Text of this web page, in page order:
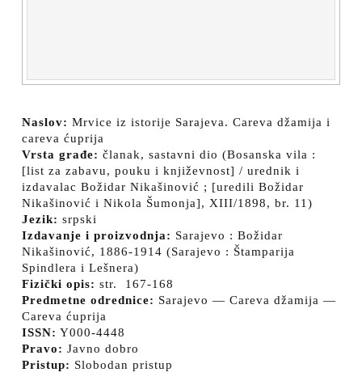
Naslov: Mrvice iz istorije Sarajeva. Careva džamija i
careva ćuprija
Vrsta građe: članak, sastavni dio (Bosanska vila :
[list za zabavu, pouku i književnost] / urednik i
izdavalac Božidar Nikašinović ; [uredili Božidar
Nikašinović i Nikola Šumonja], XIII/1898, br. 11)
Jezik: srpski
Izdavanje i proizvodnja: Sarajevo : Božidar
Nikašinović, 1886-1914 (Sarajevo : Štamparija
Spindlera i Lešnera)
Fizički opis: str. 167-168
Predmetne odrednice: Sarajevo — Careva džamija —
Careva ćuprija
ISSN: Y000-4448
Pravo: Javno dobro
Pristup: Slobodan pristup